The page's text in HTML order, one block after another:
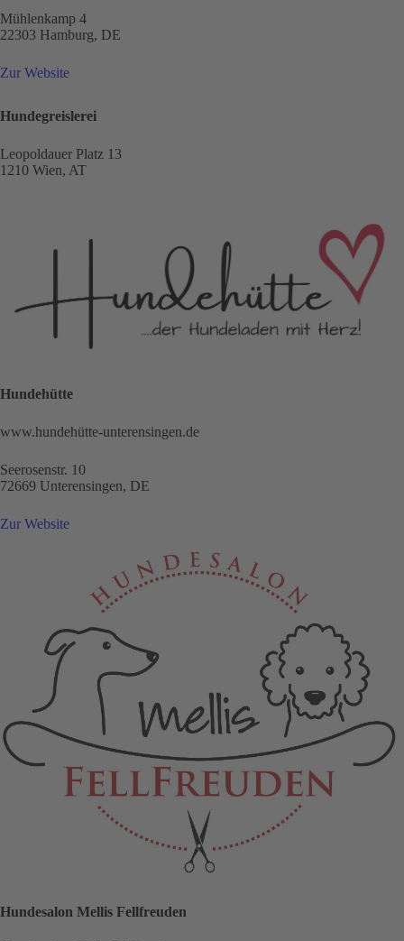
Mühlenkamp 4
22303 Hamburg, DE
Zur Website
Hundegreislerei
Leopoldauer Platz 13
1210 Wien, AT
Hundehütte
www.hundehütte-unterensingen.de
Seerosenstr. 10
72669 Unterensingen, DE
Zur Website
Hundesalon Mellis Fellfreuden